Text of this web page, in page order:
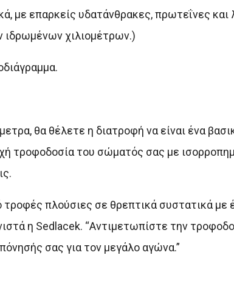
επαρκείς υδατάνθρακες, πρωτεΐνες και
χιλιομέτρων.)
θα θέλετε η διατροφή να είναι ένα
τροφοδοσία του σώματός σας με
πλούσιες σε θρεπτικά συστατικά με
η Sedlacek. “Αντιμετωπίστε την
σας για τον μεγάλο αγώνα.”